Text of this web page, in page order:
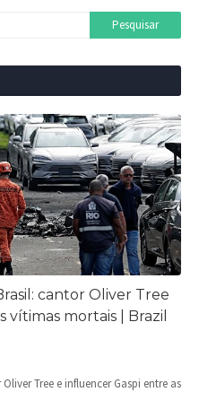
cantor Oliver Tree
mortais | Brazil
Tree e influencer Gaspi entre as